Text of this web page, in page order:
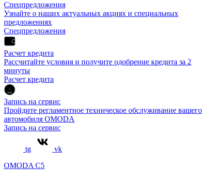
Спецпредложения
Узнайте о наших актуальных акциях и специальных
предложениях
Спецпредложения
Расчет кредита
Рассчитайте условия и получите одобрение кредита за 2
минуты
Расчет кредита
Запись на сервис
Пройдите регламентное техническое обслуживание вашего
автомобиля OMODA
Запись на сервис
tg
vk
OMODA C5